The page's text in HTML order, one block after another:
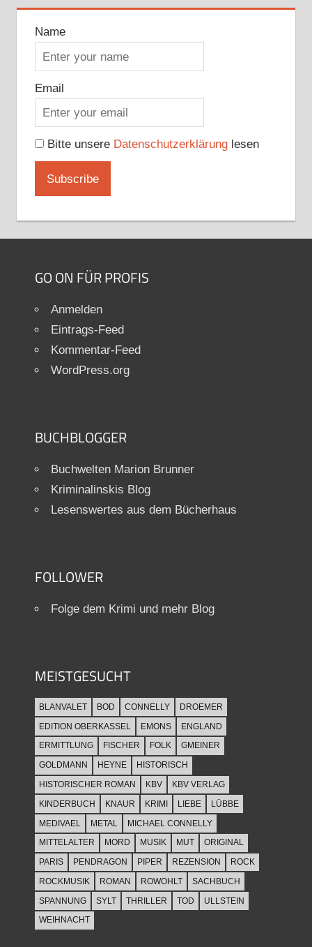
Name
Email
Bitte unsere Datenschutzerklärunglesen
GO ON FÜR PROFIS
Anmelden
Eintrags-Feed
Kommentar-Feed
WordPress.org
BUCHBLOGGER
Buchwelten Marion Brunner
Kriminalinskis Blog
Lesenswertes aus dem Bücherhaus
FOLLOWER
Folge dem Krimi und mehr Blog
MEISTGESUCHT
BLANVALET BOD CONNELLY
DROEMER
EDITION OBERKASSEL
EMONS
ENGLAND
ERMITTLUNG
FISCHER FOLK
GMEINER
GOLDMANN
HEYNE
HISTORISCH
HISTORISCHER ROMAN
KBV
KBV VERLAG
KINDERBUCH
KNAUR KRIMI LIEBE
LÜBBE
MEDIVAEL
METAL
MICHAEL CONNELLY
MITTELALTER
MORD MUSIK MUT
ORIGINAL
PARIS
PENDRAGON PIPER REZENSION
ROCK
ROCKMUSIK
ROMAN ROWOHLT
SACHBUCH
SPANNUNG
SYLT THRILLER TOD
ULLSTEIN
WEIHNACHT